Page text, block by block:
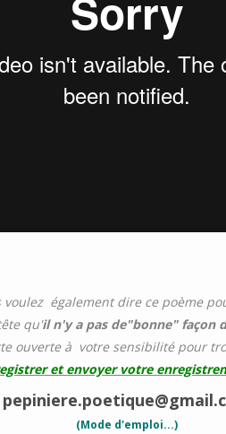
voulez également dire ce poème
qu'il n'y a pas de"bonne" façon
ouverte à votre sensibilité pour
et envoyer votre
(Mode d'emploi...)